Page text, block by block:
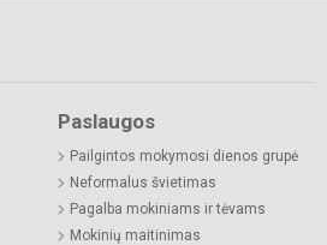
Paslaugos
Pailgintos mokymosi dienos grupė
Neformalus švietimas
Pagalba mokiniams ir tėvams
Mokinių maitinimas